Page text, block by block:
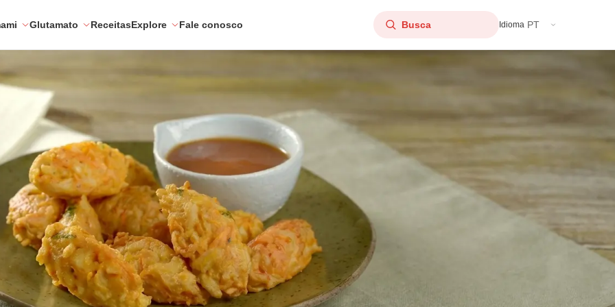
Glutamato ReceitasExplore Fale conosco Idioma PT